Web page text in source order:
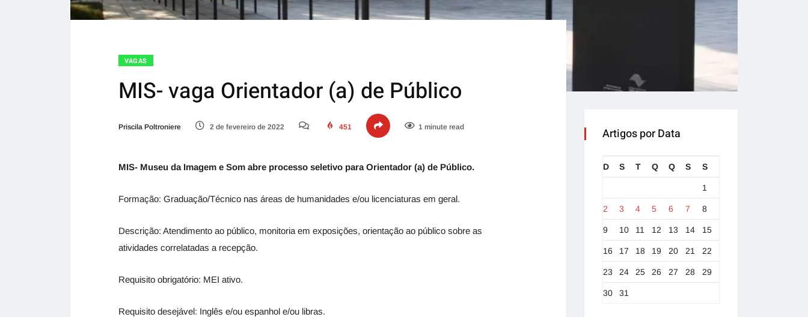
VAGAS
MIS- vaga Orientador (a) de Público
Priscila Poltroniere 2 de fevereiro de 2022 451 1 minute read
MIS- Museu da Imagem e Som abre processo seletivo para Orientador (a) de Público.
Formação: Graduação/Técnico nas áreas de humanidades e/ou licenciaturas em geral.
Descrição: Atendimento ao público, monitoria em exposições, orientação ao público sobre as
atividades correlatadas a recepção.
Requisito obrigatório: MEI ativo.
Requisito desejável: Inglês e/ou espanhol e/ou libras.
Artigos por Data
D S T Q Q S S
1
2 3 4 5 6 7 8
9 10 11 12 13 14 15
16 17 18 19 20 21 22
23 24 25 26 27 28 29
30 31